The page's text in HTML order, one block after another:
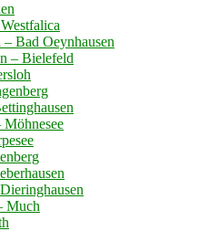
Bad Oeynhausen
– Bielefeld
Möhnesee
Much